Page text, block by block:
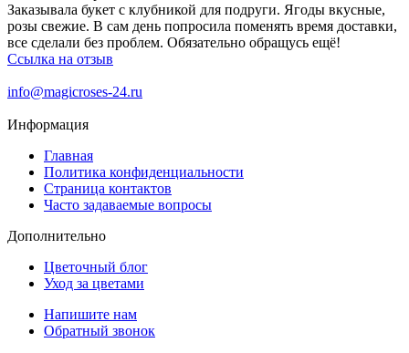
Заказывала букет с клубникой для подруги. Ягоды вкусные,
розы свежие. В сам день попросила поменять время доставки,
все сделали без проблем. Обязательно обращусь ещё!
Ссылка на отзыв
info@magicroses-24.ru
Информация
Главная
Политика конфиденциальности
Страница контактов
Часто задаваемые вопросы
Дополнительно
Цветочный блог
Уход за цветами
Напишите нам
Обратный звонок